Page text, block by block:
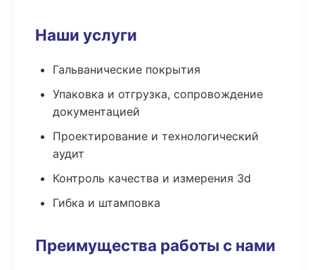
Наши услуги
Гальванические покрытия
Упаковка и отгрузка, сопровождение
документацией
Проектирование и технологический
аудит
Контроль качества и измерения 3d
Гибка и штамповка
Преимущества работы с нами